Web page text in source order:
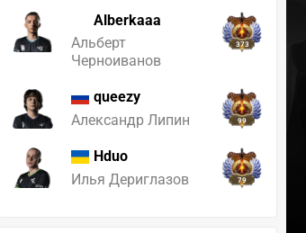
Alberkaaa
Альберт
Черноиванов
373
queezy
Александр Липин
99
Hduo
Илья Дериглазов
79